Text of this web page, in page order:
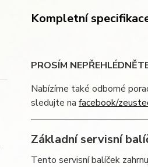
Kompletní
PROSÍM
Nabízíme také odborné
sledujte na facebook/
Základní servisní
Tento servisní balíček